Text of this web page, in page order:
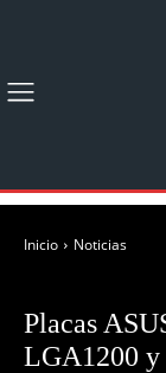
Inicio Noticias
Placas
LGA1200